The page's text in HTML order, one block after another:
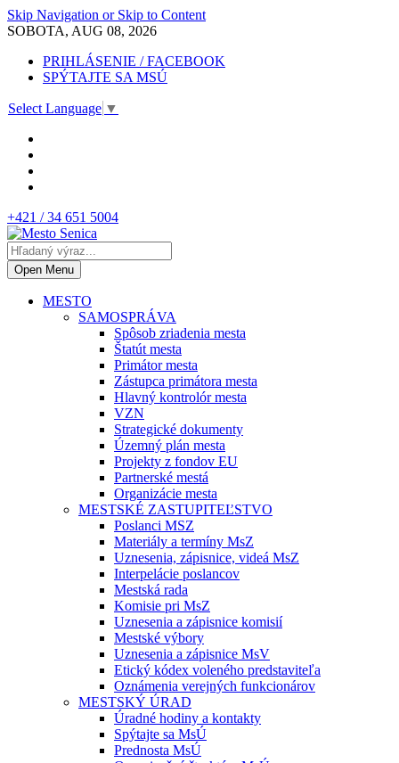
Skip Navigation or Skip to Content
SOBOTA, AUG 08, 2026
PRIHLÁSENIE / FACEBOOK
SPÝTAJTE SA MSÚ
Select Language ▼
+421 / 34 651 5004
Open Menu
MESTO
SAMOSPRÁVA
Spôsob zriadenia mesta
Štatút mesta
Primátor mesta
Zástupca primátora mesta
Hlavný kontrolór mesta
VZN
Strategické dokumenty
Územný plán mesta
Projekty z fondov EU
Partnerské mestá
Organizácie mesta
MESTSKÉ ZASTUPITEĽSTVO
Poslanci MSZ
Materiály a termíny MsZ
Uznesenia, zápisnice, videá MsZ
Interpelácie poslancov
Mestská rada
Komisie pri MsZ
Uznesenia a zápisnice komisií
Mestské výbory
Uznesenia a zápisnice MsV
Etický kódex voleného predstaviteľa
Oznámenia verejných funkcionárov
MESTSKÝ ÚRAD
Úradné hodiny a kontakty
Spýtajte sa MsÚ
Prednosta MsÚ